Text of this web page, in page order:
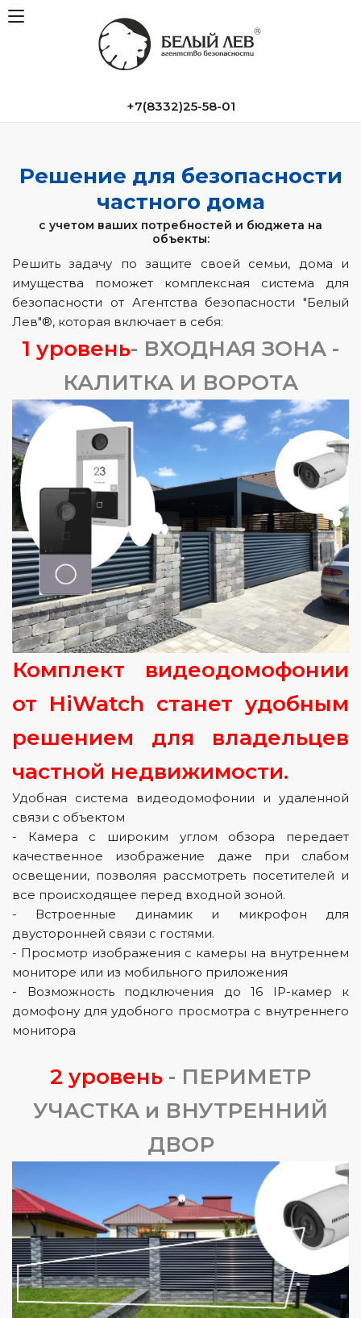
+7(8332)25-58-01
Решение для безопасности
частного дома
с учетом ваших потребностей и бюджета на
объекты:
Решить задачу по защите своей семьи, дома и
имущества поможет комплексная система для
безопасности от Агентства безопасности "Белый
Лев"®, которая включает в себя:
1 уровень- ВХОДНАЯ ЗОНА -
КАЛИТКА И ВОРОТА
Комплект видеодомофонии
от HiWatch станет удобным
решением для владельцев
частной недвижимости.
Удобная система видеодомофонии и удаленной
связи с объектом
- Камера с широким углом обзора передает
качественное изображение даже при слабом
освещении, позволяя рассмотреть посетителей и
все происходящее перед входной зоной.
- Встроенные динамик и микрофон для
двусторонней связи с гостями.
- Просмотр изображения с камеры на внутреннем
мониторе или из мобильного приложения
- Возможность подключения до 16 IP-камер к
домофону для удобного просмотра с внутреннего
монитора
2 уровень - ПЕРИМЕТР
УЧАСТКА и ВНУТРЕННИЙ
ДВОР